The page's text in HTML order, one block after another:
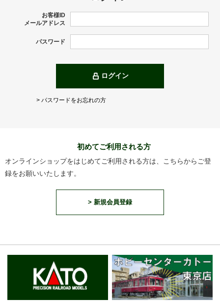
お客様ID
メールアドレス
パスワード
ログイン
> パスワードをお忘れの方
初めてご利用される方
オンラインショップをはじめてご利用される方は、こちらからご登
録をお願いいたします。
> 新規会員登録